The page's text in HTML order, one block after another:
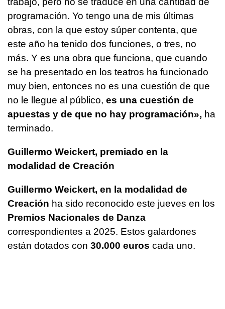
programación. Yo tengo una de mis últimas
obras, con la que estoy súper contenta, que
este año ha tenido dos funciones, o tres, no
más. Y es una obra que funciona, que cuando
se ha presentado en los teatros ha funcionado
muy bien, entonces no es una cuestión de que
no le llegue al público, es una cuestión de
apuestas y de que no hay programación», ha
terminado.
Guillermo Weickert, premiado en la
modalidad de Creación
Guillermo Weickert, en la modalidad de
Creación ha sido reconocido este jueves en los
Premios Nacionales de Danza
correspondientes a 2025. Estos galardones
están dotados con 30.000 euros cada uno.